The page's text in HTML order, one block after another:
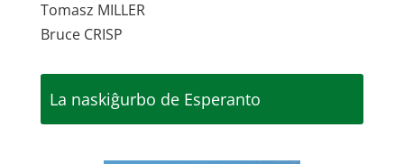
Tomasz MILLER
Bruce CRISP
La naskiĝurbo de Esperanto